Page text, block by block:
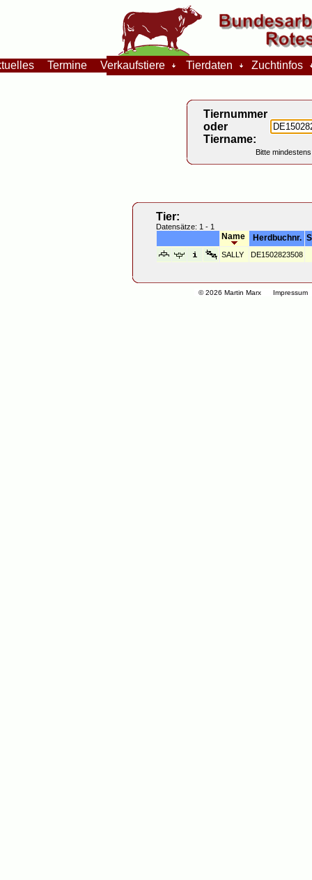
© 2026 Martin Marx Impressum
Termine Verkaufstiere Tierdaten Zuchtinfos
Tiernummer
oder
Tiername:
Bitte
Tier:
Datensätze: 1 - 1
Name Herdbuchnr.
SALLY DE1502823508